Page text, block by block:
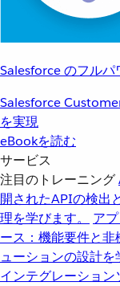
Salesforce のフル
Salesforce
を実現
eBookを読む
サービス
注目のトレーニング
開されたAPIの検出
理を学びます。
ア
ース：機能要件と
ューションの設計を
インテグレーション